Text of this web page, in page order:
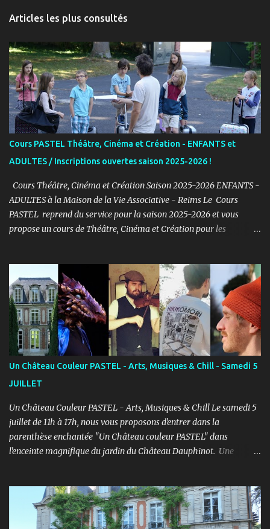
n
a
i
r
e
s
Articles les plus consultés
Cours PASTEL Théâtre, Cinéma et Création - ENFANTS et
ADULTES / Inscriptions ouvertes saison 2025-2026 !
Cours Théâtre, Cinéma et Création Saison 2025-2026 ENFANTS -
ADULTES à la Maison de la Vie Associative - Reims Le Cours
PASTEL reprend du service pour la saison 2025-2026 et vous
propose un cours de Théâtre, Cinéma et Création pour les
d’élèves au Studio PASTEL anciennement, le Cours PASTEL revient
à la Maison de la Vie Associative dans une salle de 150m2 pour
pratiquer confortablement avec des élèves passionnés et curieux
d’apprendre. COURS ENFANTS Notre volonté : permettre
l'épanouissement de l'enfant à travers cet art, qu'il puisse s'exprimer
et prendre confiance en lui en prenant du plaisir dans un cadre
bienveillant. PROGRAMME ENFANTS : Pendant le 1er semestre, les
enfants découvriront le jeu d’acteur théâtre et cinéma à travers des
exercices d’improvisation, émotionnels, de concentration, d’écoute,
d...
Un Château Couleur PASTEL - Arts, Musiques & Chill - Samedi 5
JUILLET
Un Château Couleur PASTEL - Arts, Musiques & Chill Le samedi 5
juillet de 11h à 17h, nous vous proposons d'entrer dans la
parenthèse enchantée "Un Château couleur PASTEL" dans
l'enceinte magnifique du jardin du Château Dauphinot. Une
PUBLIC “Saxo et la forêt de Memoria” - Conte théâtral
merveilleux 12h à 14h : Concert Pique-Nique “SWING” avec Léo
Mathieu et Rémi Costa - Jazz manouche, reprises internationales